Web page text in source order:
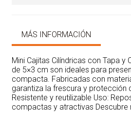
MÁS INFORMACIÓN
Mini Cajitas Cilíndricas con Tapa y
de 5×3 cm son ideales para
compacta. Fabricadas con
garantiza la frescura y protección
Resistente y reutilizable Uso:
compactas y atractivas Descubre